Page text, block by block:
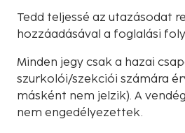
Tedd teljessé az utazásodat
hozzáadásával a foglalási
Minden jegy csak a hazai
szurkolói/szekciói számára
másként nem jelzik). A
nem engedélyezettek.